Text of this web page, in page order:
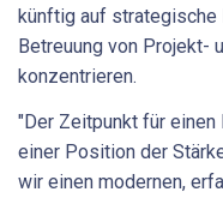
künftig auf
Betreuung von Projekt-
konzentrieren.
"Der Zeitpunkt für
einer Position der
wir einen modernen,